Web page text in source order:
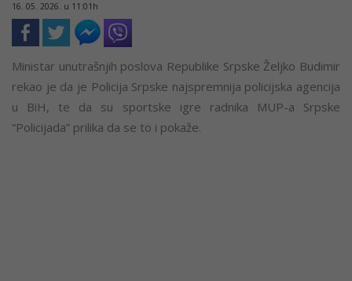
16. 05. 2026. u 11:01h
Ministar unutrašnjih poslova Republike Srpske Željko Budimir
rekao je da je Policija Srpske najspremnija policijska agencija
u BiH, te da su sportske igre radnika MUP-a Srpske
“Policijada” prilika da se to i pokaže.